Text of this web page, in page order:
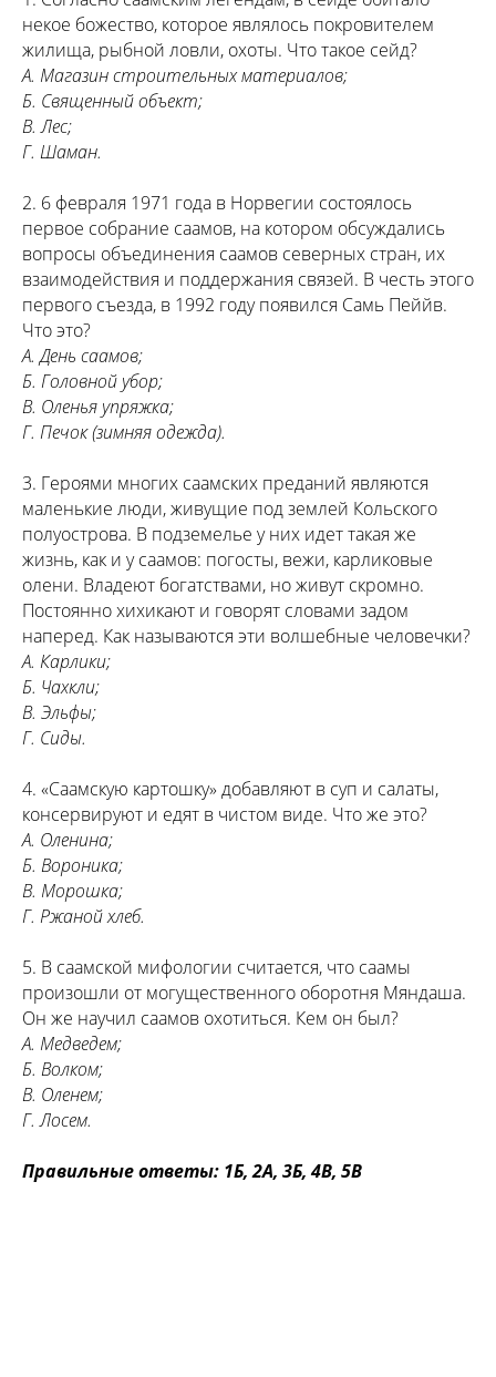
некое божество, которое являлось покровителем
жилища, рыбной ловли, охоты. Что такое сейд?
А. Магазин строительных материалов;
Б. Священный объект;
В. Лес;
Г. Шаман.
2. 6 февраля 1971 года в Норвегии состоялось
первое собрание саамов, на котором обсуждались
вопросы объединения саамов северных стран, их
взаимодействия и поддержания связей. В честь этого
первого съезда, в 1992 году появился Самь Пеййв.
Что это?
А. День саамов;
Б. Головной убор;
В. Оленья упряжка;
Г. Печок (зимняя одежда).
3. Героями многих саамских преданий являются
маленькие люди, живущие под землей Кольского
полуострова. В подземелье у них идет такая же
жизнь, как и у саамов: погосты, вежи, карликовые
олени. Владеют богатствами, но живут скромно.
Постоянно хихикают и говорят словами задом
наперед. Как называются эти волшебные человечки?
А. Карлики;
Б. Чахкли;
В. Эльфы;
Г. Сиды.
4. «Саамскую картошку» добавляют в суп и салаты,
консервируют и едят в чистом виде. Что же это?
А. Оленина;
Б. Вороника;
В. Морошка;
Г. Ржаной хлеб.
5. В саамской мифологии считается, что саамы
произошли от могущественного оборотня Мяндаша.
Он же научил саамов охотиться. Кем он был?
А. Медведем;
Б. Волком;
В. Оленем;
Г. Лосем.
Правильные ответы: 1Б, 2А, 3Б, 4В, 5В